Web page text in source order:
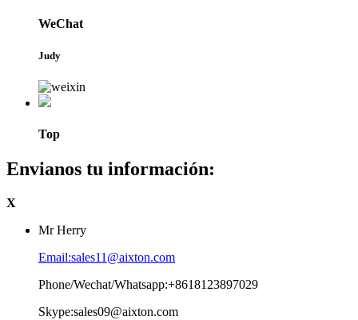
WeChat
Judy
Top
Envianos tu información:
X
Mr Herry
Email:sales11@aixton.com
Phone/Wechat/Whatsapp:+8618123897029
Skype:sales09@aixton.com